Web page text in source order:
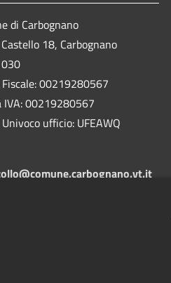
di Carbognano
18, Carbognano
Fiscale: 00219280567
IVA: 00219280567
Univoco ufficio: UFEAWQ